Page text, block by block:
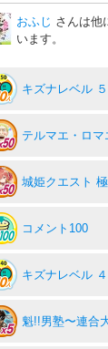
おふじ さんは他
います。
キズナレベル
テルマエ・ロ
城姫クエスト
コメント100
キズナレベル
魁!!男塾〜連合